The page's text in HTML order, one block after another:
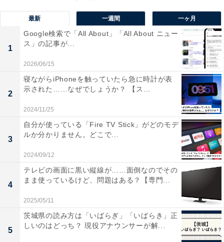
「YouTube」「AbemaTV」「TVer」といったサービス
は、一部の有料機能があるものの、基本利用が無料とな
っています。これらのサービスも大画面で楽しむことが
可能です。
ゲーム・インターネット・その他のアプリ
Amazon Fire TV Stickを使って、ゲームを楽しんだり、
インターネットを利用したりと、さまざまな機能を利用
できます。必要な機能はアプリからインストールして、
最新 一週間 一ヶ月
1
Google検索で「All About」「All About ニュー
ス」の記事が...
2026/06/15
2
寝ながらiPhoneを触っていたら急に時計が表
示された……なぜでしょうか？ 【ス...
2024/11/25
3
自分が使っている「Fire TV Stick」がどのモデ
ルか分かりません。どこで...
2024/09/12
4
テレビの画面に黒い縦線が……面倒なのでその
まま使っているけど、問題はある？【専門...
2025/05/11
5
茨城県の読み方は「いばらぎ」「いばらき」正
しいのはどっち？ 現役アナウンサーが解...